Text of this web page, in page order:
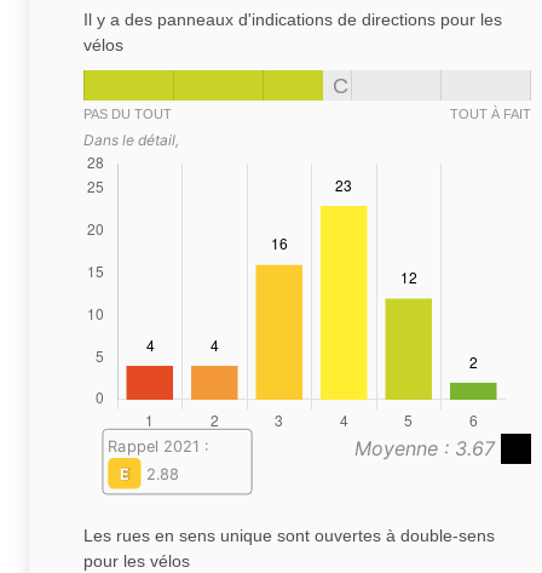
Il y a des panneaux d'indications de directions pour les
vélos
C
PAS DU TOUT TOUT À FAIT
Dans le détail,
Moyenne : 3.67
Rappel 2021 :
E
2.88
Les rues en sens unique sont ouvertes à double-sens
pour les vélos